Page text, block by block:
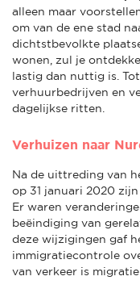
alleen maar
om van de ene stad
dichtstbevolkte
wonen, zul je
lastig dan nuttig is.
verhuurbedrijven en
dagelijkse ritten.
Verhuizen naar
Na de uittreding van
op 31 januari 2020
Er waren
beëindiging van
deze wijzigingen gaf
immigratiecontrole
van verkeer is